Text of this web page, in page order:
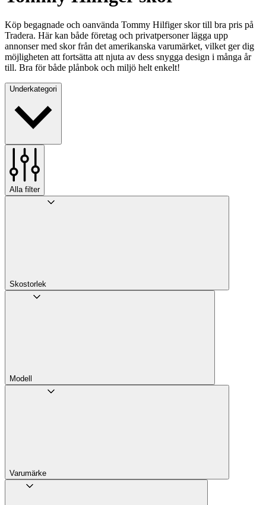
Köp begagnade och oanvända Tommy Hilfiger skor till bra pris på
Tradera. Här kan både företag och privatpersoner lägga upp
annonser med skor från det amerikanska varumärket, vilket ger dig
möjligheten att fortsätta att njuta av dess snygga design i många år
till. Bra för både plånbok och miljö helt enkelt!
Underkategori
Alla filter
Skostorlek
Modell
Varumärke